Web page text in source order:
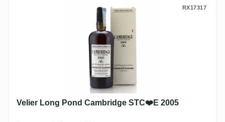
Velier Long Pond Cambridge STC❤️E 2005
RX17317
Velier Long Pond Cambridge STC❤️E 2005